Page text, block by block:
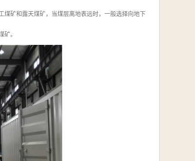
矿和露天煤矿，当煤层离地表远时，一般选择向地下
。